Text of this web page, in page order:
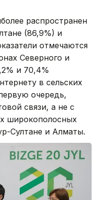
распространен
(86,9%) и
отмечаются
Северного и
и 70,4%
в сельских
очередь,
связи, а не с
широкополосных
Султане и Алматы.